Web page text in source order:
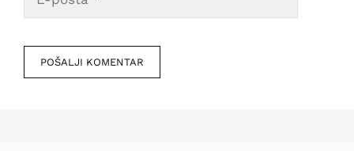
pošta
mesto